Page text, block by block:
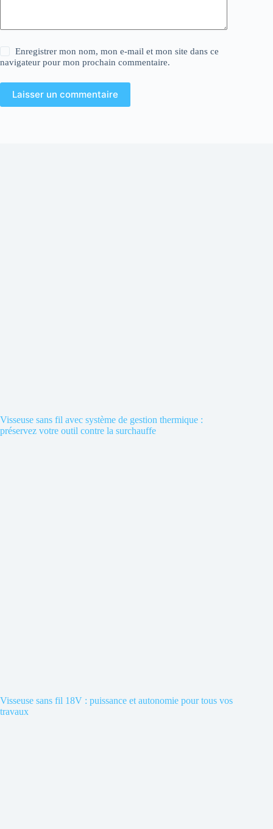
Enregistrer mon nom, mon e-mail et mon site dans ce
navigateur pour mon prochain commentaire.
Laisser un commentaire
Visseuse sans fil avec système de gestion thermique :
préservez votre outil contre la surchauffe
Visseuse sans fil 18V : puissance et autonomie pour tous vos
travaux